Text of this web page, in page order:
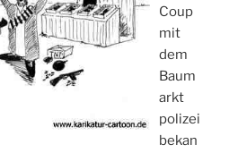
Coup
mit
dem
Baum
arkt
polizei
bekan